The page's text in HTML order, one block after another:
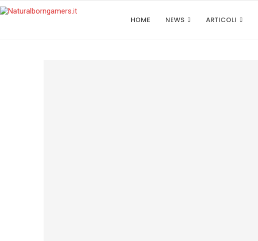
HOME NEWS ARTICOLI